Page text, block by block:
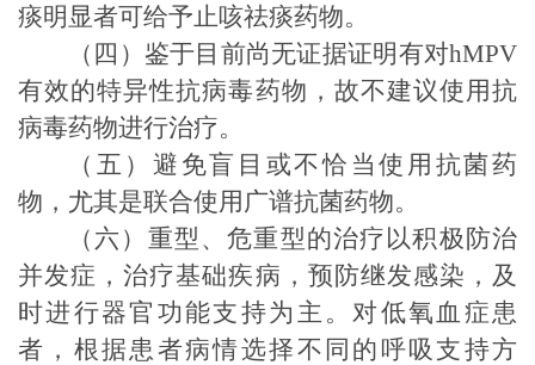
痰明显者可给予止咳祛痰药物。
（四） 鉴于目前尚无证据证明有对hMPV
有效的特异性抗病毒药物 ，故不建议使用抗
病毒药物进行治疗。
（五）避免盲目或不恰当使用抗菌药
物，尤其是联合使用广谱抗菌药物。
（六）重型、危重型的治疗以积极防治
并发症，治疗基础疾病，预防继发感染，及
时进行器官功能支持为主。对低氧血症患
者，根据患者病情选择不同的呼吸支持方